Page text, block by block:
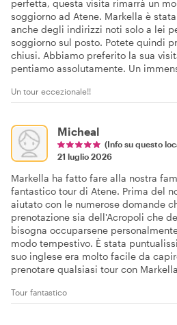
perfetta, questa visita rimarrà un
soggiorno ad Atene. Markella è
anche degli indirizzi noti solo a lei
soggiorno sul posto. Potete quindi
chiusi. Abbiamo preferito la sua
pentiamo assolutamente. Un
Un tour eccezionale!!
Micheal
(Info su questo
21 luglio 2026
Markella ha fatto fare alla nostra
fantastico tour di Atene. Prima del
aiutato con le numerose domande
prenotazione sia dell'Acropoli che
bisogna occuparsene
modo tempestivo. È stata
suo inglese era molto facile da
prenotare qualsiasi tour con
Tour fantastico